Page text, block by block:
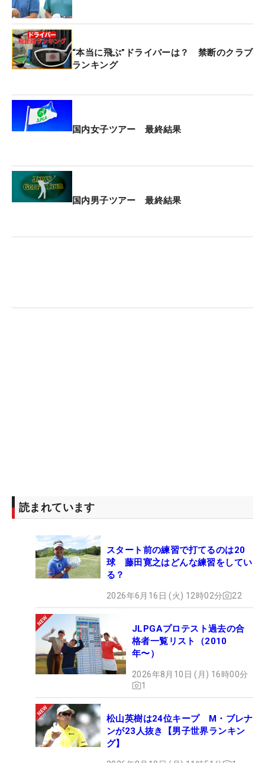
“本当に飛ぶ”ドライバーは？ 禁断のクラブ
ランキング
国内女子ツアー 最終結果
国内男子ツアー 最終結果
読まれています
スタート前の練習で打てるのは20
球 藤田寛之はどんな練習をしてい
る？
2026年6月16日 (火) 12時02分 22
JLPGAプロテスト過去の合
格者一覧リスト（2010
年〜）
2026年8月10日 (月) 16時00分
1
松山英樹は24位キープ M・ブレナ
ンが23人抜き【男子世界ランキン
グ】